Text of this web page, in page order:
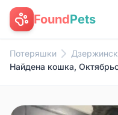
FoundPets
Потеряшки Дзержинск